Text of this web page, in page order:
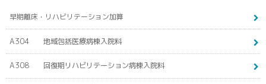
早期離床・リハビリテーション加算
A304 地域包括医療病棟入院料
A308 回復期リハビリテーション病棟入院料